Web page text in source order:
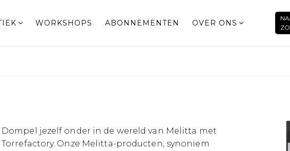
WORKSHOPS ABONNEMENTEN OVER ONS
Dompel jezelf onder in de wereld van Melitta met
Torrefactory. Onze Melitta-producten, synoniem